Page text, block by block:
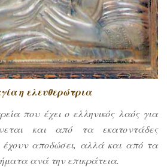
η ελευθερώτρια
που έχει ο ελληνικός λαός για
και από τα εκατοντάδες
έχουν αποδώσει, αλλά και από τα
ανά την επικράτεια.